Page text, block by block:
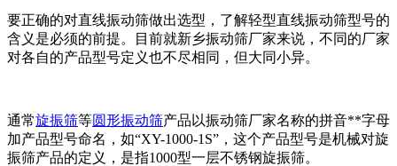
要正确的对直线振动筛做出选型，了解轻型直线振动筛型号的
含义是必须的前提。目前就新乡振动筛厂家来说，不同的厂家
对各自的产品型号定义也不尽相同，但大同小异。
通常旋振筛等圆形振动筛产品以振动筛厂家名称的拼音**字母
加产品型号命名，如“XY-1000-1S”，这个产品型号是机械对旋
振筛产品的定义，是指1000型一层不锈钢旋振筛。